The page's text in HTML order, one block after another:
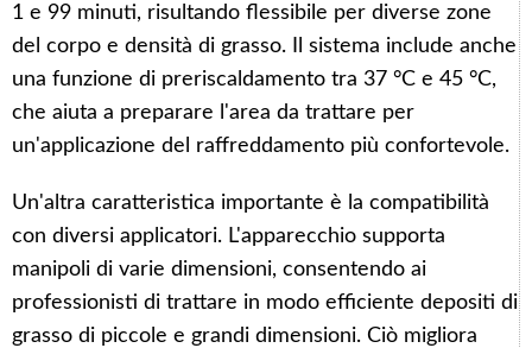
1 e 99 minuti, risultando flessibile per diverse zone
del corpo e densità di grasso. Il sistema include anche
una funzione di preriscaldamento tra 37 °C e 45 °C,
che aiuta a preparare l'area da trattare per
un'applicazione del raffreddamento più confortevole.
Un'altra caratteristica importante è la compatibilità
con diversi applicatori. L'apparecchio supporta
manipoli di varie dimensioni, consentendo ai
professionisti di trattare in modo efficiente depositi di
grasso di piccole e grandi dimensioni. Ciò migliora